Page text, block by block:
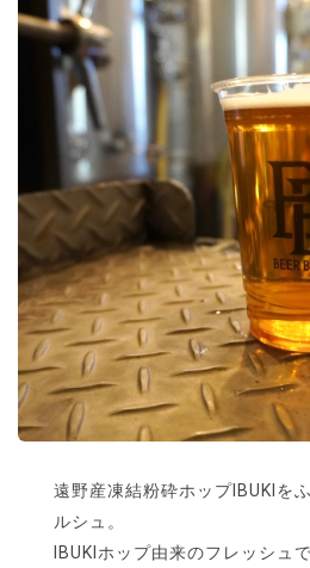
遠野産凍結粉砕ホップIBUKIを
ルシュ。
IBUKIホップ由来のフレッシュ